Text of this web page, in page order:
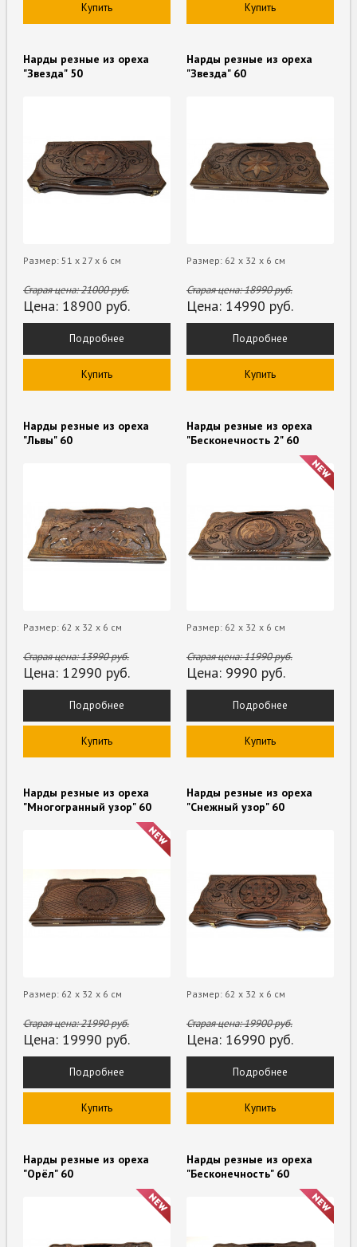
Купить Купить
Нарды резные из ореха
"Звезда" 50
Размер: 51 х 27 х 6 см
Старая цена:21000руб.
Цена: 18900 руб.
Подробнее
Купить
Нарды резные из ореха
"Звезда" 60
Размер: 62 х 32 х 6 см
Старая цена:18990руб.
Цена: 14990 руб.
Подробнее
Купить
Нарды резные из ореха
"Львы" 60
Размер: 62 х 32 х 6 см
Старая цена:13990руб.
Цена: 12990 руб.
Подробнее
Купить
Нарды резные из ореха
"Бесконечность 2" 60
Размер: 62 х 32 х 6 см
Старая цена:11990руб.
Цена: 9990 руб.
Подробнее
Купить
Нарды резные из ореха
"Многогранный узор" 60
Размер: 62 х 32 х 6 см
Старая цена:21990руб.
Цена: 19990 руб.
Подробнее
Купить
Нарды резные из ореха
"Снежный узор" 60
Размер: 62 х 32 х 6 см
Старая цена:19900руб.
Цена: 16990 руб.
Подробнее
Купить
Нарды резные из ореха
"Орёл" 60
Нарды резные из ореха
"Бесконечность" 60